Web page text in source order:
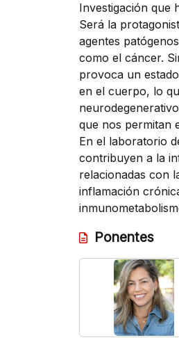
Investigación que
Será la
agentes
como el cáncer.
provoca un
en el cuerpo, lo
que nos permitan
En el laboratorio
contribuyen a la
relacionadas con
inflamación
Ponentes